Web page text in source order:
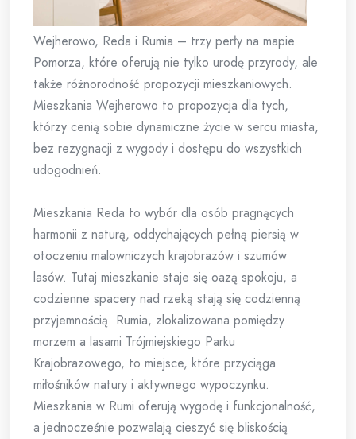
Wejherowo, Reda i Rumia – trzy perły na mapie
Pomorza, które oferują nie tylko urodę przyrody, ale
także różnorodność propozycji mieszkaniowych.
Mieszkania Wejherowo to propozycja dla tych,
którzy cenią sobie dynamiczne życie w sercu miasta,
bez rezygnacji z wygody i dostępu do wszystkich
udogodnień.
Mieszkania Reda to wybór dla osób pragnących
harmonii z naturą, oddychających pełną piersią w
otoczeniu malowniczych krajobrazów i szumów
lasów. Tutaj mieszkanie staje się oazą spokoju, a
codzienne spacery nad rzeką stają się codzienną
przyjemnością. Rumia, zlokalizowana pomiędzy
morzem a lasami Trójmiejskiego Parku
Krajobrazowego, to miejsce, które przyciąga
miłośników natury i aktywnego wypoczynku.
Mieszkania w Rumi oferują wygodę i funkcjonalność,
a jednocześnie pozwalają cieszyć się bliskością